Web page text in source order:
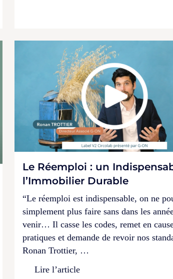
Le Réemploi : un
l’Immobilier Durable
“Le réemploi est indispensable, on ne
simplement plus faire sans dans les
venir… Il casse les codes, remet en
pratiques et demande de revoir nos
Ronan Trottier, …
Lire l’article